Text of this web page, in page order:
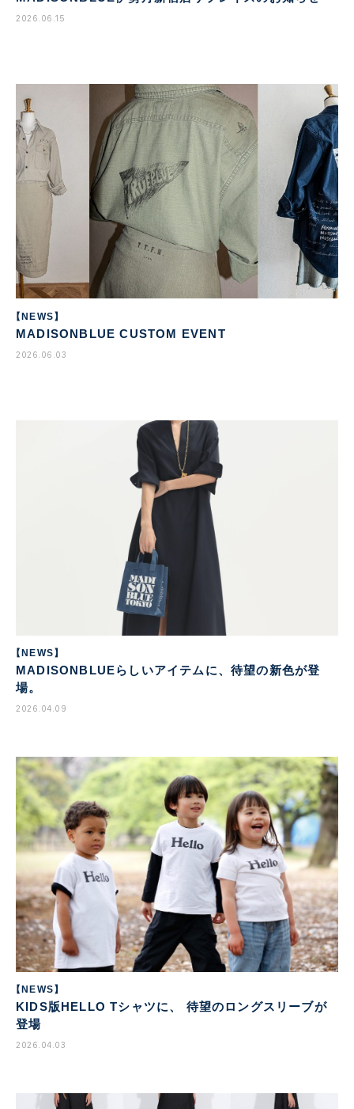
2026.06.15
【NEWS】
MADISONBLUE CUSTOM EVENT
2026.06.03
【NEWS】
MADISONBLUEらしいアイテムに、待望の新色が登
場。
2026.04.09
【NEWS】
KIDS版HELLO Tシャツに、 待望のロングスリーブが
登場
2026.04.03